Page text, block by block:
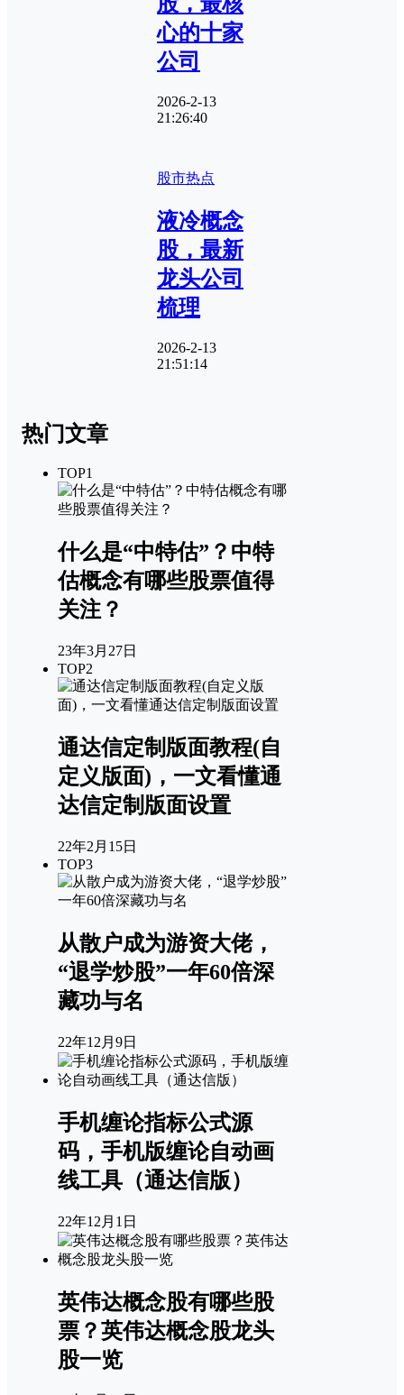
心的十家
公司
2026-2-13
21:26:40
股市热点
液冷概念
股，最新
龙头公司
梳理
2026-2-13
21:51:14
热门文章
TOP1
什么是“中特估”？中特
估概念有哪些股票值得
关注？
23年3月27日
TOP2
通达信定制版面教程(自
定义版面)，一文看懂通
达信定制版面设置
22年2月15日
TOP3
从散户成为游资大佬，
“退学炒股”一年60倍深
藏功与名
22年12月9日
手机缠论指标公式源
码，手机版缠论自动画
线工具（通达信版）
22年12月1日
英伟达概念股有哪些股
票？英伟达概念股龙头
股一览